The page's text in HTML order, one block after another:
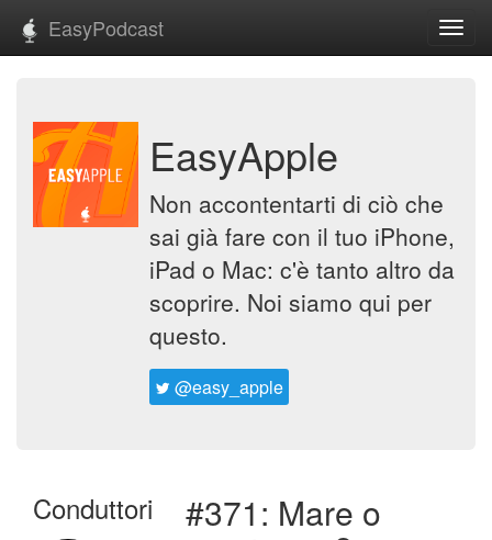
EasyPodcast
EasyApple
Non accontentarti di ciò che
sai già fare con il tuo iPhone,
iPad o Mac: c'è tanto altro da
scoprire. Noi siamo qui per
questo.
@easy_apple
Conduttori #371: Mare o